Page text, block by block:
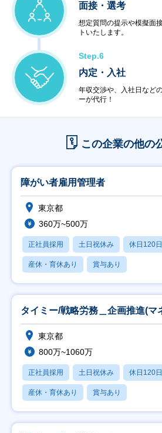
面接・選考
想定質問の提示や模擬面
トいたします。
Step.6
内定・入社
年収交渉や、入社日など
ーが代行！
この企業の他の
障がい者雇用管理者
東京都
360万~500万
正社員採用 土日祝休み 休日120
産休・育休あり 賞与あり
タイミー/戦略労務＿企画推進(マ
東京都
800万~1060万
正社員採用 土日祝休み 休日120
産休・育休あり 賞与あり